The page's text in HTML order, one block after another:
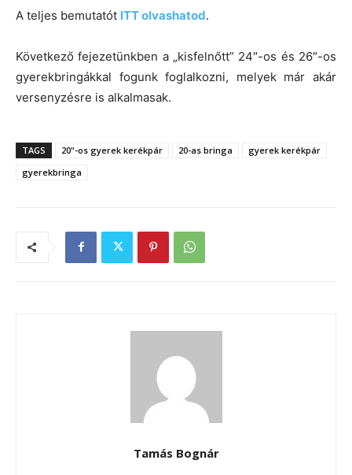
A teljes bemutatót ITT olvashatod.
Következő fejezetünkben a „kisfelnőtt” 24″-os és 26″-os
gyerekbringákkal fogunk foglalkozni, melyek már akár
versenyzésre is alkalmasak.
TAGS 20"-os gyerek kerékpár 20-as bringa
gyerek kerékpár
gyerekbringa
Tamás Bognár